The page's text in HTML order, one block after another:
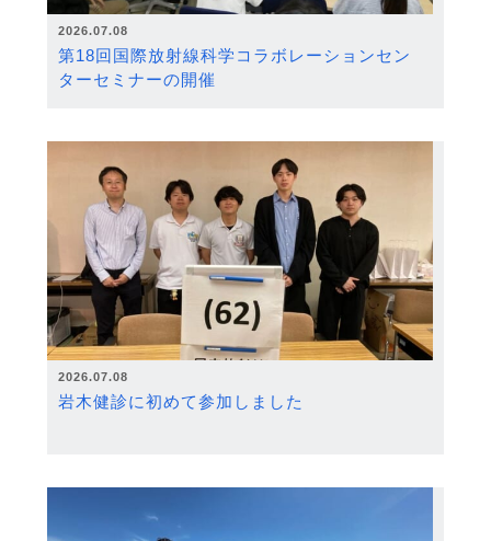
2026.07.08
第18回国際放射線科学コラボレーションセン
ターセミナーの開催
2026.07.08
岩木健診に初めて参加しました